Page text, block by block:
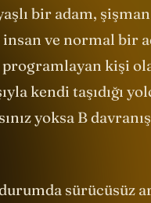
onlar kurtulacak
yaşlı bir adam,
ve normal bir
programlayan kişi
kendi taşıdığı
yoksa B